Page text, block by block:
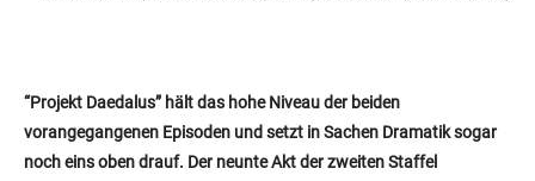
“Projekt Daedalus” hält das hohe Niveau der beiden
vorangegangenen Episoden und setzt in Sachen Dramatik sogar
noch eins oben drauf. Der neunte Akt der zweiten Staffel